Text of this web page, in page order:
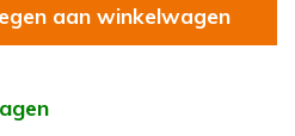
aan winkelwagen